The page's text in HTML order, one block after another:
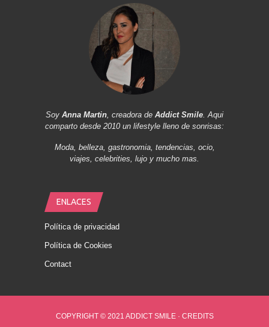
Soy Anna Martin, creadora de Addict Smile. Aqui
comparto desde 2010 un lifestyle lleno de sonrisas:
Moda, belleza, gastronomia, tendencias, ocio,
viajes, celebrities, lujo y mucho mas.
ENLACES
Política de privacidad
Política de Cookies
Contact
COPYRIGHT © 2021 ADDICT SMILE · CREDITS